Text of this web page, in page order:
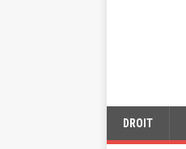
DROIT